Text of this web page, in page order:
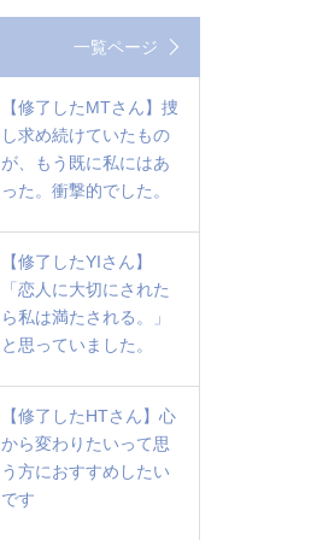
一覧ページ
【修了したMTさん】捜
し求め続けていたもの
が、もう既に私にはあ
った。衝撃的でした。
【修了したYIさん】
「恋人に大切にされた
ら私は満たされる。」
と思っていました。
【修了したHTさん】心
から変わりたいって思
う方におすすめしたい
です